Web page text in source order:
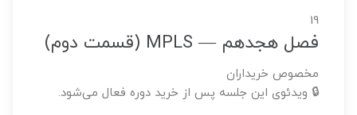
19
فصل هجدهم — MPLS (قسمت دوم)
مخصوص خریداران
🔒 ویدئوی این جلسه پس از خرید دوره فعال می‌شود.